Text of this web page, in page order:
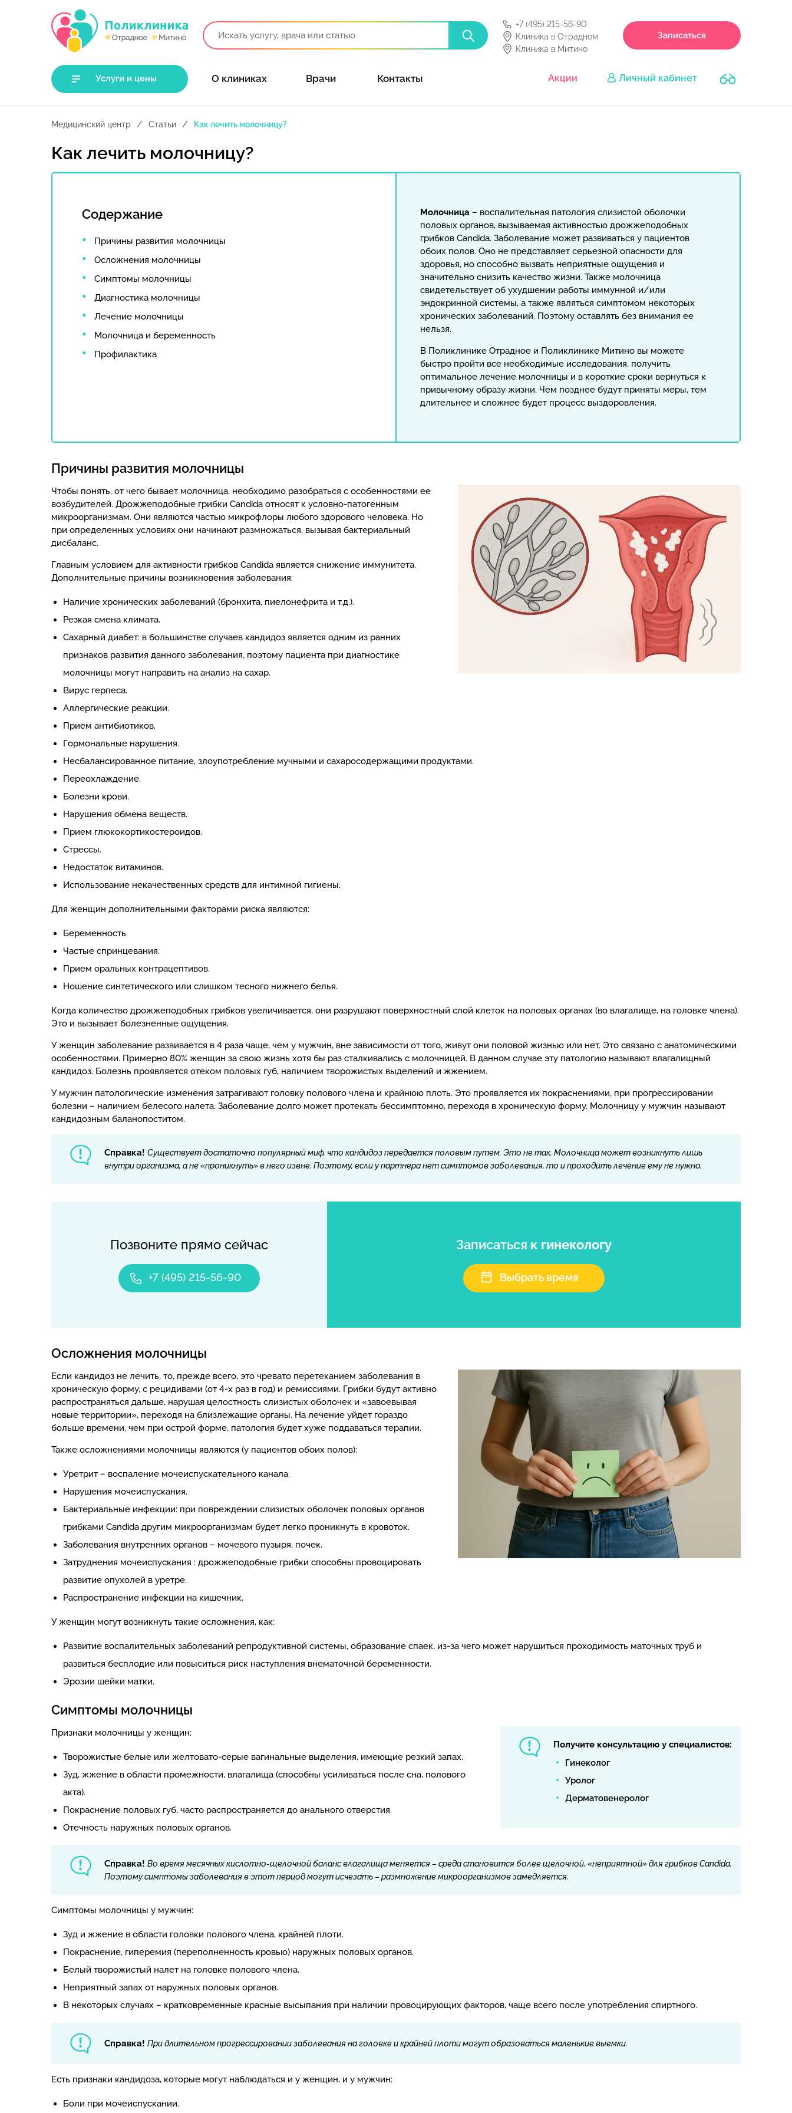
+7 (495) 215-56-90
Клиника в Отрадном
Клиника в Митино
Записаться
Услуги и цены О клиниках Врачи Контакты Акции Личный кабинет
Медицинский центр Статьи Как лечить молочницу?
Как лечить молочницу?
Содержание
Причины развития молочницы
Осложнения молочницы
Симптомы молочницы
Диагностика молочницы
Лечение молочницы
Молочница и беременность
Профилактика
Молочница – воспалительная патология слизистой оболочки
половых органов, вызываемая активностью дрожжеподобных
грибков Candida. Заболевание может развиваться у пациентов
обоих полов. Оно не представляет серьезной опасности для
здоровья, но способно вызвать неприятные ощущения и
значительно снизить качество жизни. Также молочница
свидетельствует об ухудшении работы иммунной и/или
эндокринной системы, а также являться симптомом некоторых
хронических заболеваний. Поэтому оставлять без внимания ее
нельзя.
В Поликлинике Отрадное и Поликлинике Митино вы можете
быстро пройти все необходимые исследования, получить
оптимальное лечение молочницы и в короткие сроки вернуться к
привычному образу жизни. Чем позднее будут приняты меры, тем
длительнее и сложнее будет процесс выздоровления.
Причины развития молочницы
Чтобы понять, от чего бывает молочница, необходимо разобраться с особенностями ее
возбудителей. Дрожжеподобные грибки Candida относят к условно-патогенным
микроорганизмам. Они являются частью микрофлоры любого здорового человека. Но
при определенных условиях они начинают размножаться, вызывая бактериальный
дисбаланс.
Главным условием для активности грибков Candida является снижение иммунитета.
Дополнительные причины возникновения заболевания:
Наличие хронических заболеваний (бронхита, пиелонефрита и т.д.).
Резкая смена климата.
Сахарный диабет: в большинстве случаев кандидоз является одним из ранних
признаков развития данного заболевания, поэтому пациента при диагностике
молочницы могут направить на анализ на сахар.
Вирус герпеса.
Аллергические реакции.
Прием антибиотиков.
Гормональные нарушения.
Несбалансированное питание, злоупотребление мучными и сахаросодержащими продуктами.
Переохлаждение.
Болезни крови.
Нарушения обмена веществ.
Прием глюкокортикостероидов.
Стрессы.
Недостаток витаминов.
Использование некачественных средств для интимной гигиены.
Для женщин дополнительными факторами риска являются:
Беременность.
Частые спринцевания.
Прием оральных контрацептивов.
Ношение синтетического или слишком тесного нижнего белья.
Когда количество дрожжеподобных грибков увеличивается, они разрушают поверхностный слой клеток на половых органах (во влагалище, на головке члена).
Это и вызывает болезненные ощущения.
У женщин заболевание развивается в 4 раза чаще, чем у мужчин, вне зависимости от того, живут они половой жизнью или нет. Это связано с анатомическими
особенностями. Примерно 80% женщин за свою жизнь хотя бы раз сталкивались с молочницей. В данном случае эту патологию называют влагалищный
кандидоз. Болезнь проявляется отеком половых губ, наличием творожистых выделений и жжением.
У мужчин патологические изменения затрагивают головку полового члена и крайнюю плоть. Это проявляется их покраснениями, при прогрессировании
болезни – наличием белесого налета. Заболевание долго может протекать бессимптомно, переходя в хроническую форму. Молочницу у мужчин называют
кандидозным баланопоститом.
Справка! Существует достаточно популярный миф, что кандидоз передается половым путем. Это не так. Молочница может возникнуть лишь
внутри организма, а не «проникнуть» в него извне. Поэтому, если у партнера нет симптомов заболевания, то и проходить лечение ему не нужно.
Позвоните прямо сейчас
+7 (495) 215-56-90
Записаться к гинекологу
Выбрать время
Осложнения молочницы
Если кандидоз не лечить, то, прежде всего, это чревато перетеканием заболевания в
хроническую форму, с рецидивами (от 4-х раз в год) и ремиссиями. Грибки будут активно
распространяться дальше, нарушая целостность слизистых оболочек и «завоевывая
новые территории», переходя на близлежащие органы. На лечение уйдет гораздо
больше времени, чем при острой форме, патология будет хуже поддаваться терапии.
Также осложнениями молочницы являются (у пациентов обоих полов):
Уретрит – воспаление мочеиспускательного канала.
Нарушения мочеиспускания.
Бактериальные инфекции: при повреждении слизистых оболочек половых органов
грибками Candida другим микроорганизмам будет легко проникнуть в кровоток.
Заболевания внутренних органов – мочевого пузыря, почек.
Затруднения мочеиспускания : дрожжеподобные грибки способны провоцировать
развитие опухолей в уретре.
Распространение инфекции на кишечник.
У женщин могут возникнуть такие осложнения, как:
Развитие воспалительных заболеваний репродуктивной системы, образование спаек, из-за чего может нарушиться проходимость маточных труб и
развиться бесплодие или повыситься риск наступления внематочной беременности.
Эрозии шейки матки.
Симптомы молочницы
Получите консультацию у специалистов:
Гинеколог
Уролог
Дерматовенеролог
Признаки молочницы у женщин:
Творожистые белые или желтовато-серые вагинальные выделения, имеющие резкий запах.
Зуд, жжение в области промежности, влагалища (способны усиливаться после сна, полового
акта).
Покраснение половых губ, часто распространяется до анального отверстия.
Отечность наружных половых органов.
Справка! Во время месячных кислотно-щелочной баланс влагалища меняется – среда становится более щелочной, «неприятной» для грибков Candida.
Поэтому симптомы заболевания в этот период могут исчезать – размножение микроорганизмов замедляется.
Симптомы молочницы у мужчин:
Зуд и жжение в области головки полового члена, крайней плоти.
Покраснение, гиперемия (переполненность кровью) наружных половых органов.
Белый творожистый налет на головке полового члена.
Неприятный запах от наружных половых органов.
В некоторых случаях – кратковременные красные высыпания при наличии провоцирующих факторов, чаще всего после употребления спиртного.
Справка! При длительном прогрессировании заболевания на головке и крайней плоти могут образоваться маленькие выемки.
Есть признаки кандидоза, которые могут наблюдаться и у женщин, и у мужчин:
Боли при мочеиспускании.